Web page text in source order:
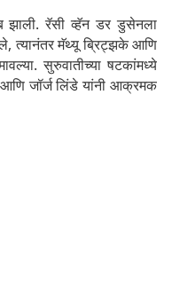
झाली. रॅसी व्हॅन डर डुसेनला
त्यानंतर मॅथ्यू ब्रिट्झके आणि
सुरुवातीच्या षटकांमध्ये
जॉर्ज लिंडे यांनी आक्रमक